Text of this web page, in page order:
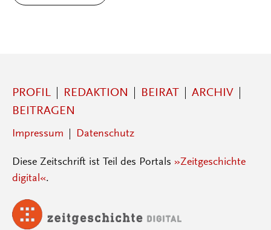
PROFIL REDAKTION BEIRAT
ARCHIV
BEITRAGEN
Impressum Datenschutz
Diese Zeitschrift ist Teil des Portals »Zeitgeschichte
digital«.